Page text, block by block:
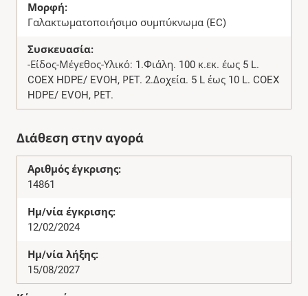
Μορφή:
Γαλακτωματοποιήσιμο συμπύκνωμα (EC)
Συσκευασία:
-Είδος-Μέγεθος-Υλικό: 1.Φιάλη. 100 κ.εκ. έως 5 L.
COEX HDPE/ EVOH, ΡΕΤ. 2.Δοχεία. 5 L έως 10 L. COEX
HDPE/ EVOH, ΡΕΤ.
Διάθεση στην αγορά
Αριθμός έγκρισης:
14861
Ημ/νία έγκρισης:
12/02/2024
Ημ/νία λήξης:
15/08/2027